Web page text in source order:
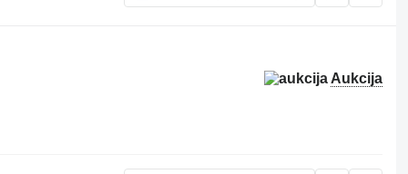
Aukcija